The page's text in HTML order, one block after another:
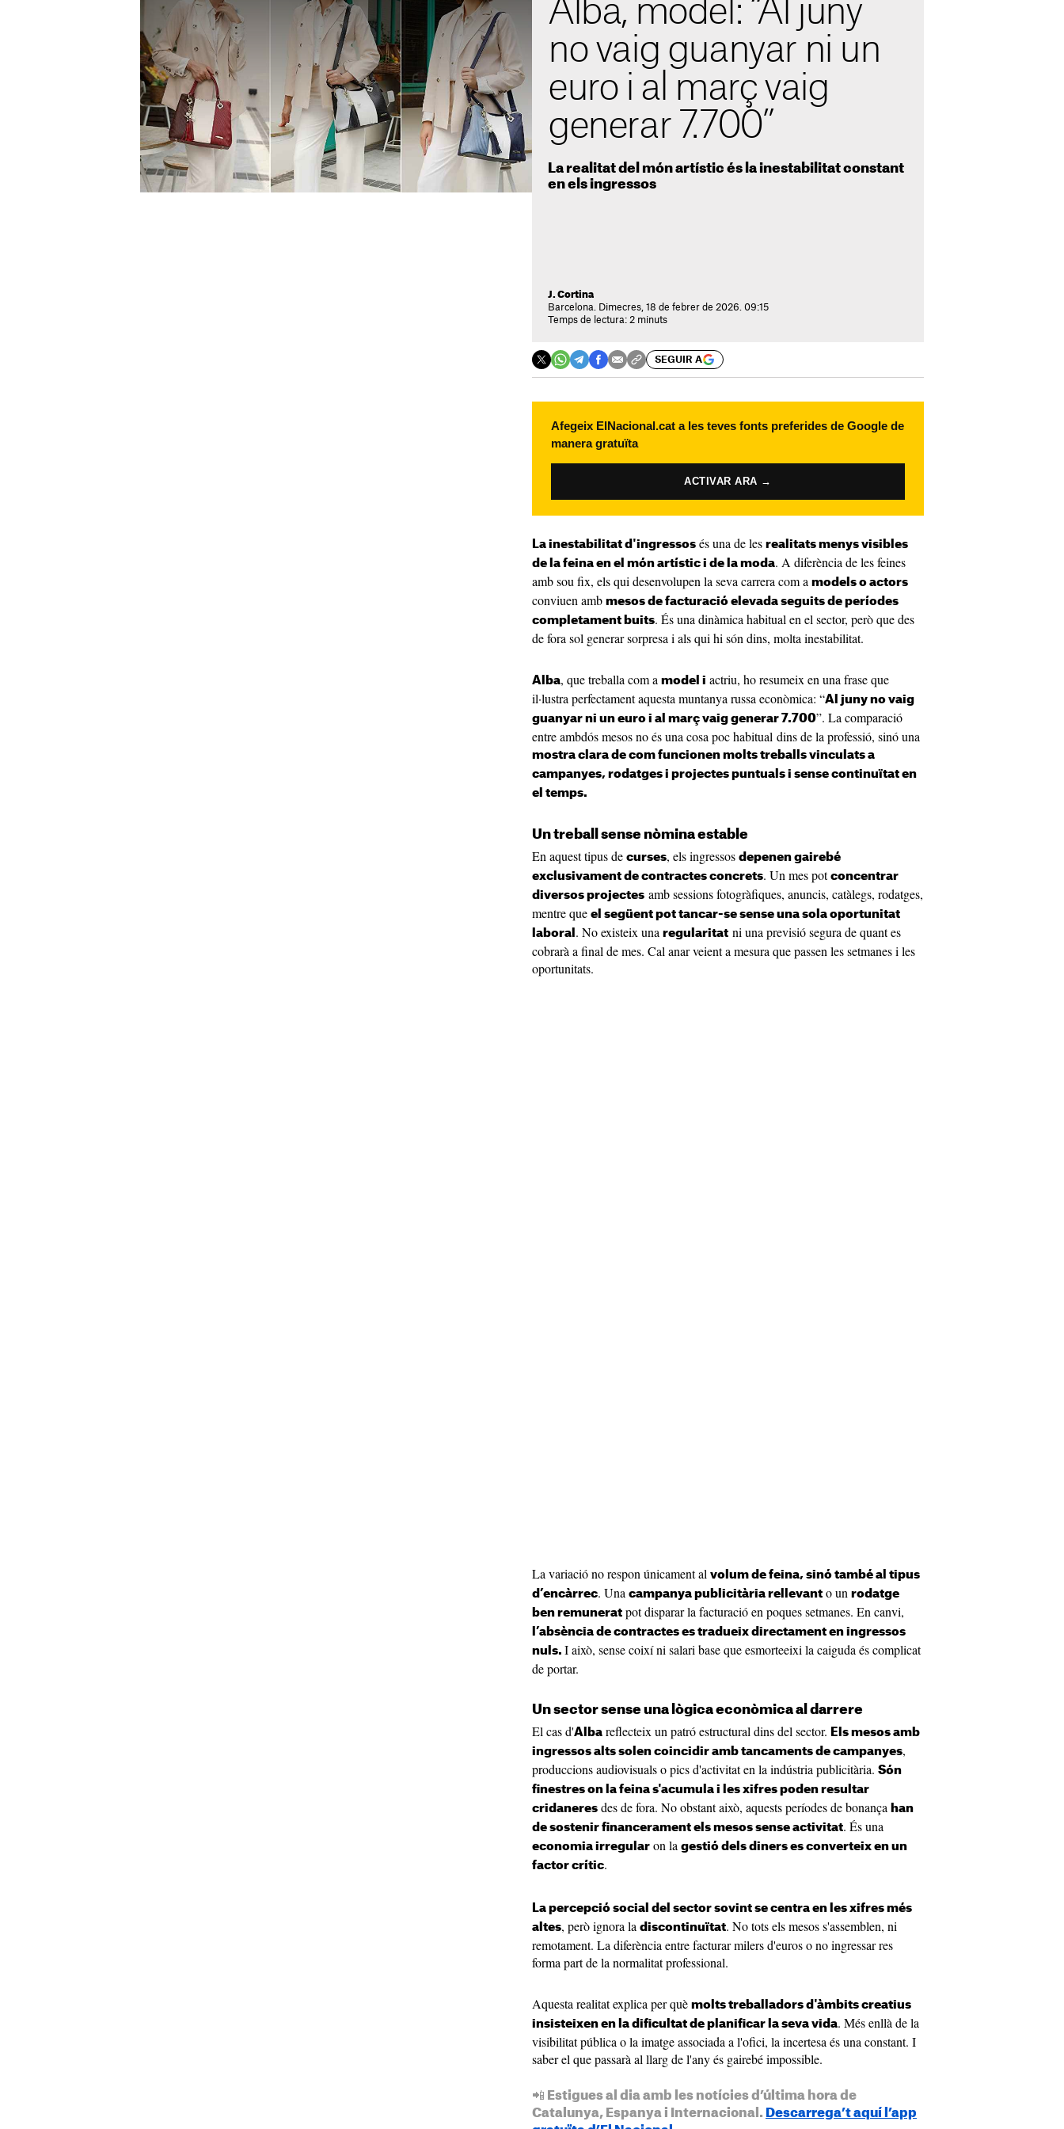
Alba, model: “Al juny
no vaig guanyar ni un
euro i al març vaig
generar 7.700”
La realitat del món artístic és la inestabilitat constant
en els ingressos
J. Cortina
Barcelona. Dimecres, 18 de febrer de 2026. 09:15
Temps de lectura: 2 minuts
SEGUIR A
Afegeix ElNacional.cat a les teves fonts preferides de Google de
manera gratuïta
ACTIVAR ARA →
La inestabilitat d'ingressos és una de les realitats menys visibles
de la feina en el món artístic i de la moda. A diferència de les feines
amb sou fix, els qui desenvolupen la seva carrera com a models o actors
conviuen amb mesos de facturació elevada seguits de períodes
completament buits. És una dinàmica habitual en el sector, però que des
de fora sol generar sorpresa i als qui hi són dins, molta inestabilitat.
Alba, que treballa com a model i actriu, ho resumeix en una frase que
il·lustra perfectament aquesta muntanya russa econòmica: “Al juny no vaig
guanyar ni un euro i al març vaig generar 7.700”. La comparació
entre ambdós mesos no és una cosa poc habitual dins de la professió, sinó una
mostra clara de com funcionen molts treballs vinculats a
campanyes, rodatges i projectes puntuals i sense continuïtat en
el temps.
Un treball sense nòmina estable
En aquest tipus de curses, els ingressos depenen gairebé
exclusivament de contractes concrets. Un mes pot concentrar
diversos projectes amb sessions fotogràfiques, anuncis, catàlegs, rodatges,
mentre que el següent pot tancar-se sense una sola oportunitat
laboral . No existeix una regularitat ni una previsió segura de quant es
cobrarà a final de mes. Cal anar veient a mesura que passen les setmanes i les
oportunitats.
La variació no respon únicament al volum de feina, sinó també al tipus
d’encàrrec. Una campanya publicitària rellevant o un rodatge
ben remunerat pot disparar la facturació en poques setmanes. En canvi,
l’absència de contractes es tradueix directament en ingressos
nuls. I això, sense coixí ni salari base que esmorteeixi la caiguda és complicat
de portar.
Un sector sense una lògica econòmica al darrere
El cas d'Alba reflecteix un patró estructural dins del sector. Els mesos amb
ingressos alts solen coincidir amb tancaments de campanyes,
produccions audiovisuals o pics d'activitat en la indústria publicitària. Són
finestres on la feina s'acumula i les xifres poden resultar
cridaneres des de fora. No obstant això, aquests períodes de bonança han
de sostenir financerament els mesos sense activitat. És una
economia irregular on la gestió dels diners es converteix en un
factor crític.
La percepció social del sector sovint se centra en les xifres més
altes, però ignora la discontinuïtat. No tots els mesos s'assemblen, ni
remotament. La diferència entre facturar milers d'euros o no ingressar res
forma part de la normalitat professional.
Aquesta realitat explica per què molts treballadors d'àmbits creatius
insisteixen en la dificultat de planificar la seva vida. Més enllà de la
visibilitat pública o la imatge associada a l'ofici, la incertesa és una constant. I
saber el que passarà al llarg de l'any és gairebé impossible.
📲 Estigues al dia amb les notícies d’última hora de
Catalunya, Espanya i Internacional. Descarrega’t aquí l’app